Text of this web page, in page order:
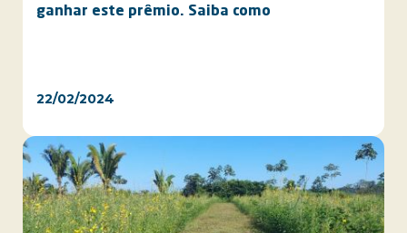
ganhar este prêmio. Saiba como
22/02/2024